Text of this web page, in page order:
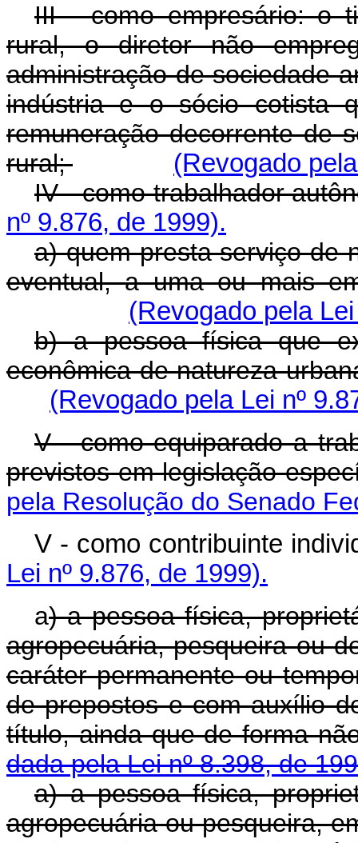
III - como empresário: o
rural, o diretor não
administração de sociedade
indústria e o sócio cotista
remuneração decorrente de
rural;
(Revogado
IV - como trabalhador
nº 9.876, de 1999).
a) quem presta serviço de
eventual, a uma ou mais
(Revogado pela
b) a pessoa física que
econômica de natureza
(Revogado pela Lei nº
V - como equiparado a
previstos em legislação
pela Resolução do Senado
V - como
Lei nº 9.876, de 1999).
a) a pessoa física,
agropecuária, pesqueira ou
caráter permanente ou
de prepostos e com auxílio
título, ainda que de
dada pela Lei nº 8.398, de
a) a pessoa física,
agropecuária ou pesqueira,